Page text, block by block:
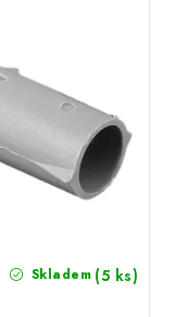
Skladem (5 ks)